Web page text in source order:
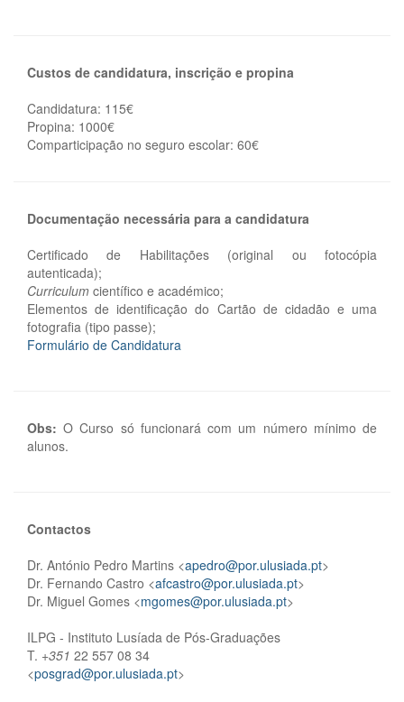
Custos de candidatura, inscrição e propina
Candidatura: 115€
Propina: 1000€
Comparticipação no seguro escolar: 60€
Documentação necessária para a candidatura
Certificado de Habilitações (original ou fotocópia
autenticada);
Curriculum científico e académico;
Elementos de identificação do Cartão de cidadão e uma
fotografia (tipo passe);
Formulário de Candidatura
Obs:O Curso só funcionará com um número mínimo de
alunos.
Contactos
Dr. António Pedro Martins <apedro@por.ulusiada.pt>
Dr. Fernando Castro <afcastro@por.ulusiada.pt>
Dr. Miguel Gomes <mgomes@por.ulusiada.pt>
ILPG - Instituto Lusíada de Pós-Graduações
T. +351 22 557 08 34
<posgrad@por.ulusiada.pt>